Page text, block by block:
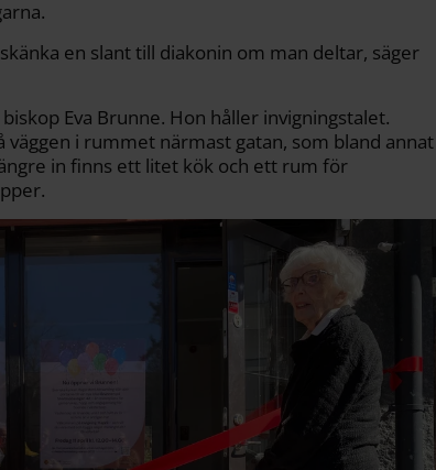
en slant till diakonin om man deltar, säger
Eva Brunne. Hon håller invigningstalet.
väggen i rummet närmast gatan, som bland annat
in finns ett litet kök och ett rum för